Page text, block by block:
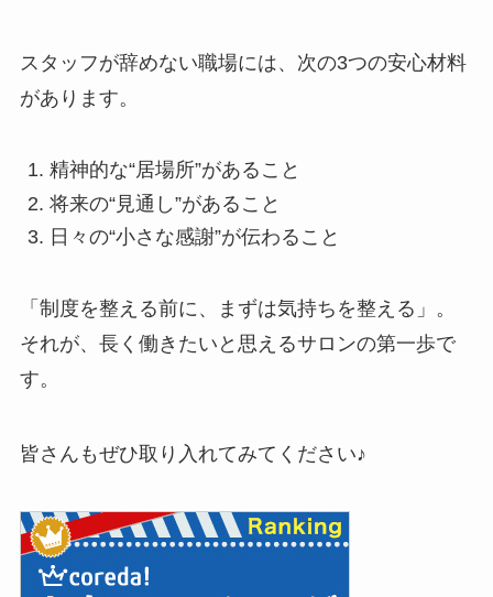
スタッフが辞めない職場には、次の3つの安心材料
があります。
精神的な“居場所”があること
将来の“見通し”があること
日々の“小さな感謝”が伝わること
「制度を整える前に、まずは気持ちを整える」。
それが、長く働きたいと思えるサロンの第一歩で
す。
皆さんもぜひ取り入れてみてください♪